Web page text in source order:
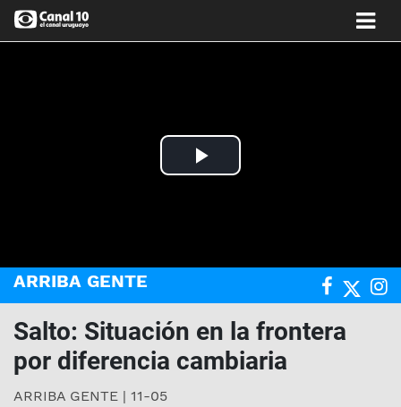
Play
ARRIBA GENTE
Salto: Situación en la frontera
por diferencia cambiaria
ARRIBA GENTE | 11-05